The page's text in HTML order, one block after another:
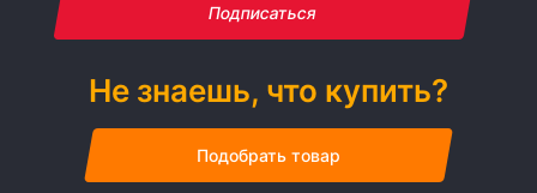
Подписаться
Не знаешь, что купить?
Подобрать товар